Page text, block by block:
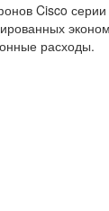
Cisco
расходы.